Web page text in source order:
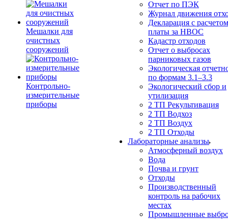
Мешалки для
очистных
сооружений
Контрольно-
измерительные
приборы
Отчет по ПЭК
Журнал движения
Декларация с расчетом
платы за НВОС
Кадастр отходов
Отчет о выбросах
парниковых газов
Экологическая
по формам 3.1–3.3
Экологический сбор и
утилизация
2 ТП Рекультивация
2 ТП Водхоз
2 ТП Воздух
2 ТП Отходы
Лабораторные анализы
Атмосферный воздух
Вода
Почва и грунт
Отходы
Производственный
контроль на рабочих
местах
Промышленные